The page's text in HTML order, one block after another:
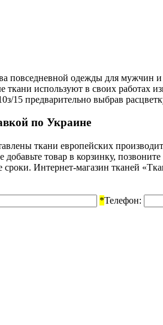
повседневной одежды для
используют в своих
предварительно выбрав
по Украине
ткани европейских
товар в корзинку,
Интернет-магазин тканей
*Телефон: